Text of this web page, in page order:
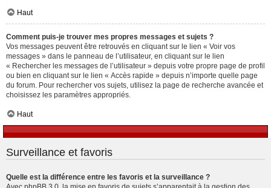
Haut
Comment puis-je trouver mes propres messages et sujets ?
Vos messages peuvent être retrouvés en cliquant sur le lien « Voir vos
messages » dans le panneau de l’utilisateur, en cliquant sur le lien
« Rechercher les messages de l’utilisateur » depuis votre propre page de profil
ou bien en cliquant sur le lien « Accès rapide » depuis n’importe quelle page
du forum. Pour rechercher vos sujets, utilisez la page de recherche avancée et
choisissez les paramètres appropriés.
Haut
Surveillance et favoris
Quelle est la différence entre les favoris et la surveillance ?